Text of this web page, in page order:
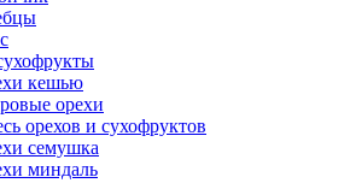
кешью
орехи
орехов и сухофруктов
семушка
миндаль